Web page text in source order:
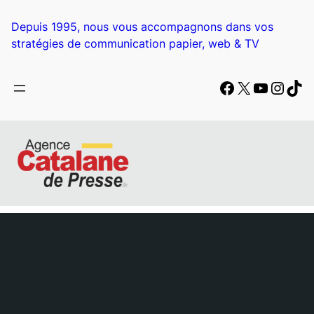
contenu
Depuis 1995, nous vous accompagnons dans vos
stratégies de communication papier, web & TV
Facebook
X